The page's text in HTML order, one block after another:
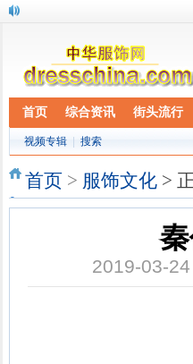
首页 综合资讯 街头流行
视频专辑 搜索
首页 > 服饰文化 >
2019-03-